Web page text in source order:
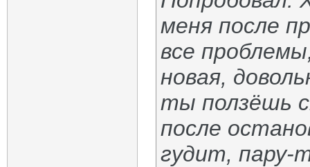
меня после
все
новая,
ты ползёшь
после
гудит, пару-